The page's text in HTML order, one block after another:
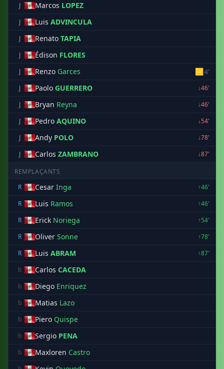
J Marcos LOPEZ
J Luis ADVINCULA
J Renato TAPIA
J Édison FLORES
J Renzo Garces 🟨4'
J
Paolo GUERRERO
↓46'
J
Bryan Reyna
↓46'
J
Pedro AQUINO
↓54'
J
Andy POLO
↓78'
J
Carlos ZAMBRANO ↓87'
REMPLAÇANTS
R
Cesar Inga
↑46'
R
Luis Ramos
↑46'
R
Erick Noriega
↑54'
R
Oliver Sonne
↑78'
R
Luis ABRAM
↑87'
b
Carlos CACEDA
b Diego Enriquez
b Matias Lazo
b Piero Quispe
b Sergio PENA
b Maxloren Castro